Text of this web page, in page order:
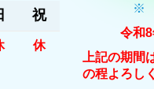
祝
休
令和8年
上記の期間
の程よろし